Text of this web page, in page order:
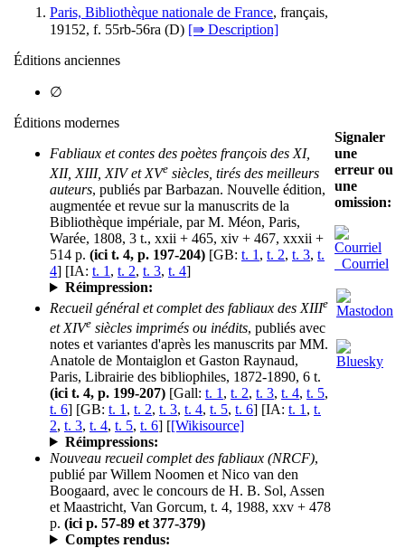
Paris, Bibliothèque nationale de France, français,
19152, f. 55rb-56ra (D) [⇛ Description]
Éditions anciennes
∅
Éditions modernes
Fabliaux et contes des poètes françois des XI,
XII, XIII, XIV et XVe siècles, tirés des meilleurs
auteurs, publiés par Barbazan. Nouvelle édition,
augmentée et revue sur la manuscrits de la
Bibliothèque impériale, par M. Méon, Paris,
Warée, 1808, 3 t., xxii + 465, xiv + 467, xxxii +
514 p. (ici t. 4, p. 197-204) [GB: t. 1 , t. 2, t. 3, t.
4] [IA: t. 1 , t. 2, t. 3, t. 4]
Réimpression:
Recueil général et complet des fabliaux des XIIIe
et XIVe siècles imprimés ou inédits, publiés avec
notes et variantes d'après les manuscrits par MM.
Anatole de Montaiglon et Gaston Raynaud,
Paris, Librairie des bibliophiles, 1872-1890, 6 t.
(ici t. 4, p. 199-207) [Gall: t. 1 , t. 2, t. 3, t. 4, t. 5,
t. 6] [GB: t. 1 , t. 2, t. 3, t. 4, t. 5, t. 6] [IA: t. 1 , t.
2, t. 3, t. 4, t. 5, t. 6] [[Wikisource]
Réimpressions:
Nouveau recueil complet des fabliaux (NRCF),
publié par Willem Noomen et Nico van den
Boogaard, avec le concours de H. B. Sol, Assen
et Maastricht, Van Gorcum, t. 4, 1988, xxv + 478
p. (ici p. 57-89 et 377-379)
Comptes rendus:
Signaler
une
erreur ou
une
omission:
Courriel